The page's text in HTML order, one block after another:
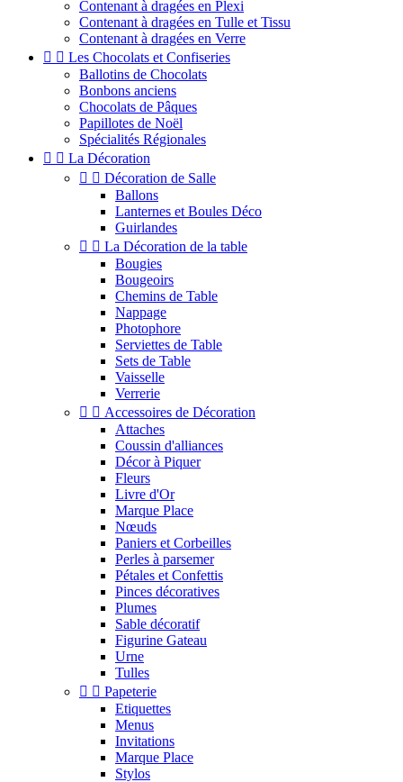
Contenant à dragées en Plexi
Contenant à dragées en Tulle et Tissu
Contenant à dragées en Verre
  Les Chocolats et Confiseries
Ballotins de Chocolats
Bonbons anciens
Chocolats de Pâques
Papillotes de Noël
Spécialités Régionales
  La Décoration
  Décoration de Salle
Ballons
Lanternes et Boules Déco
Guirlandes
  La Décoration de la table
Bougies
Bougeoirs
Chemins de Table
Nappage
Photophore
Serviettes de Table
Sets de Table
Vaisselle
Verrerie
  Accessoires de Décoration
Attaches
Coussin d'alliances
Décor à Piquer
Fleurs
Livre d'Or
Marque Place
Nœuds
Paniers et Corbeilles
Perles à parsemer
Pétales et Confettis
Pinces décoratives
Plumes
Sable décoratif
Figurine Gateau
Urne
Tulles
  Papeterie
Etiquettes
Menus
Invitations
Marque Place
Stylos